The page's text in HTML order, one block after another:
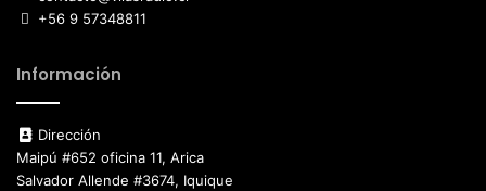
+56 9 57348811
Información
Dirección
Maipú #652 oficina 11, Arica
Salvador Allende #3674, Iquique